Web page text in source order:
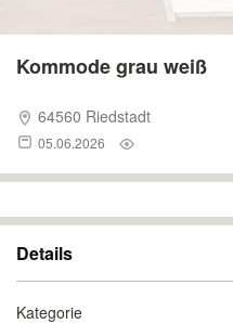
Kommode grau weiß
64560 Riedstadt
05.06.2026
Details
Kategorie